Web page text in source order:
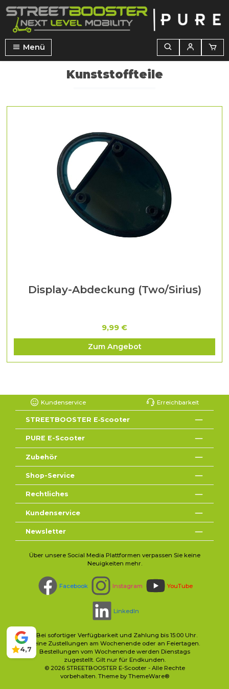
springen
Menü
Kunststoffteile
Display-Abdeckung (Two/Sirius)
9,99 €
Zum Angebot
Kundenservice Erreichbarkeit
STREETBOOSTER E‑Scooter
PURE E-Scooter
Zubehör
Shop-Service
Rechtliches
Kundenservice
Newsletter
Über unsere Social Media Plattformen verpassen Sie keine
Neuigkeiten mehr.
Facebook Instagram YouTube
LinkedIn
* Bei sofortiger Verfügbarkeit und Zahlung bis 15:00 Uhr.
Keine Zustellungen am Wochenende oder an Feiertagen.
Bestellungen vom Wochenende werden Dienstags
zugestellt. Gilt nur für Endkunden.
4,7
© 2026 STREETBOOSTER E-Scooter - Alle Rechte
vorbehalten. Theme by ThemeWare®